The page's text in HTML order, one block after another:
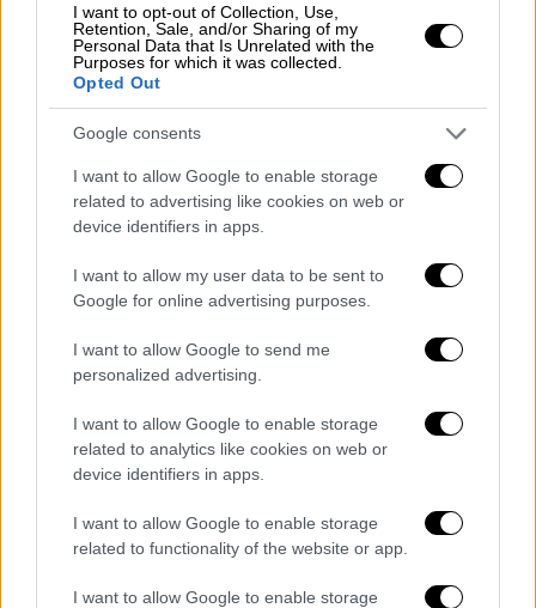
I want to opt-out of Collection, Use,
Retention, Sale, and/or Sharing of my
Personal Data that Is Unrelated with the
Purposes for which it was collected.
Opted Out
Google consents
I want to allow Google to enable storage
related to advertising like cookies on web or
device identifiers in apps.
I want to allow my user data to be sent to
Google for online advertising purposes.
I want to allow Google to send me
personalized advertising.
I want to allow Google to enable storage
related to analytics like cookies on web or
device identifiers in apps.
I want to allow Google to enable storage
related to functionality of the website or app.
I want to allow Google to enable storage
κατά της κατασκοπείας μετά την εισβολή
της στην Ουκρανία, ενώ σημειώνει ότι η FSB
μπόρεσε ναέπιασε
δημοσιογράφομε σκοπό μια πιθανή
ανταλλαγή κρατουμένων.